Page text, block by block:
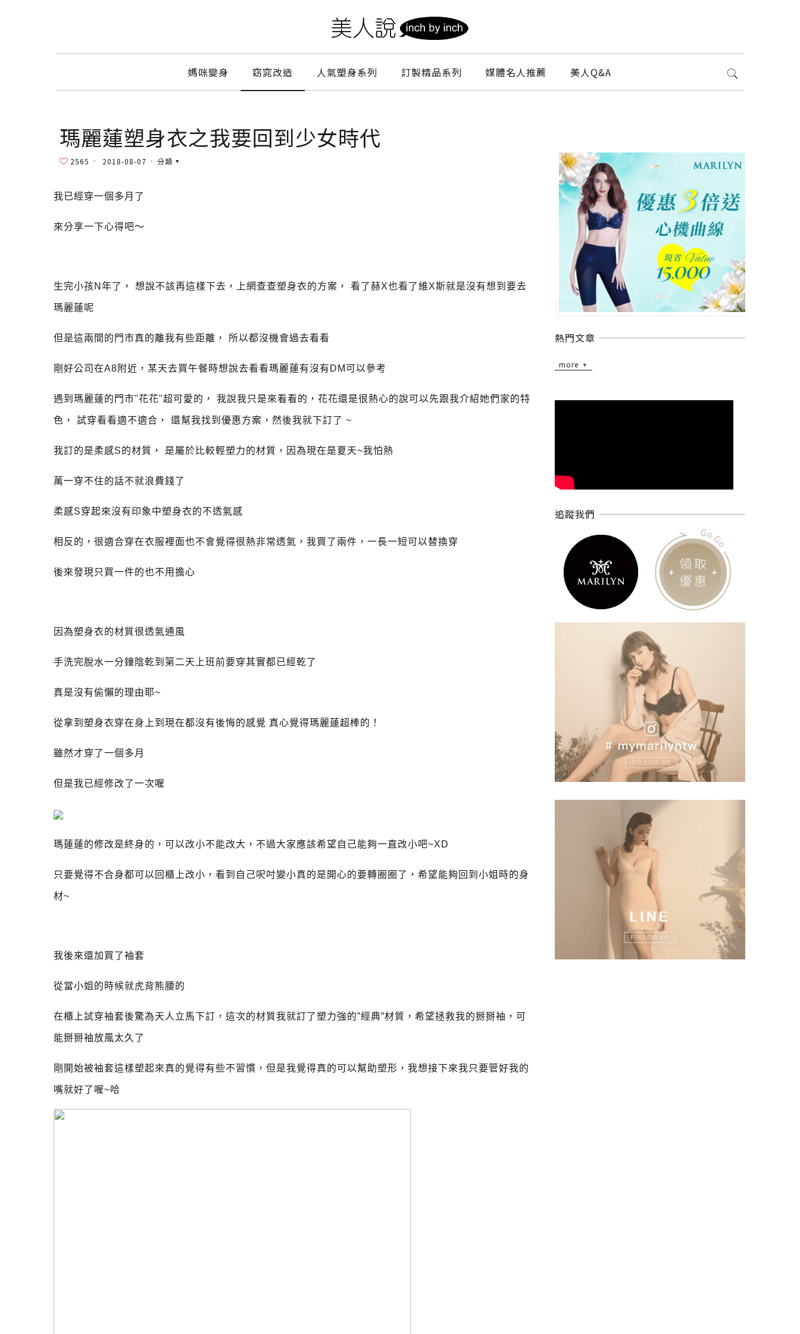
媽咪變身 窈窕改造 人氣塑身系列 訂製精品系列 媒體名人推薦 美人Q&A
瑪麗蓮塑身衣之我要回到少女時代
2565 2018-08-07 分類
我已經穿一個多月了
來分享一下心得吧～
生完小孩N年了， 想說不該再這樣下去，上網查查塑身衣的方案， 看了赫X也看了維X斯就是沒有想到要去
瑪麗蓮呢
但是這兩間的門市真的離我有些距離， 所以都沒機會過去看看
剛好公司在A8附近，某天去買午餐時想說去看看瑪麗蓮有沒有DM可以參考
遇到瑪麗蓮的門市"花花"超可愛的， 我說我只是來看看的，花花還是很熱心的說可以先跟我介紹她們家的特
色， 試穿看看適不適合， 還幫我找到優惠方案，然後我就下訂了 ~
我訂的是柔感S的材質， 是屬於比較輕塑力的材質，因為現在是夏天~我怕熱
萬一穿不住的話不就浪費錢了
柔感S穿起來沒有印象中塑身衣的不透氣感
相反的，很適合穿在衣服裡面也不會覺得很熱非常透氣，我買了兩件，一長一短可以替換穿
後來發現只買一件的也不用擔心
因為塑身衣的材質很透氣通風
手洗完脫水一分鐘陰乾到第二天上班前要穿其實都已經乾了
真是沒有偷懶的理由耶~
從拿到塑身衣穿在身上到現在都沒有後悔的感覺 真心覺得瑪麗蓮超棒的！
雖然才穿了一個多月
但是我已經修改了一次喔
瑪蓮蓮的修改是終身的，可以改小不能改大，不過大家應該希望自己能夠一直改小吧~XD
只要覺得不合身都可以回櫃上改小，看到自己呎吋變小真的是開心的要轉圈圈了，希望能夠回到小姐時的身
材~
我後來還加買了袖套
從當小姐的時候就虎背熊腰的
在櫃上試穿袖套後驚為天人立馬下訂，這次的材質我就訂了塑力強的”經典”材質，希望拯救我的掰掰袖，可
能掰掰袖放風太久了
剛開始被袖套這樣塑起來真的覺得有些不習慣，但是我覺得真的可以幫助塑形，我想接下來我只要管好我的
嘴就好了喔~哈
熱門文章
more
追蹤我們